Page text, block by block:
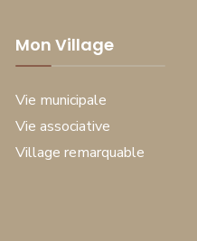
Mon Village
Vie municipale
Vie associative
Village remarquable